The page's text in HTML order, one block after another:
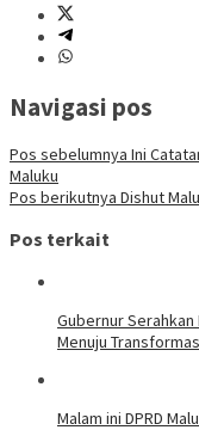
Navigasi pos
Pos sebelumnya Ini
Maluku
Pos berikutnya Dishut
Pos terkait
Gubernur Serahkan
Menuju
Malam ini DPRD